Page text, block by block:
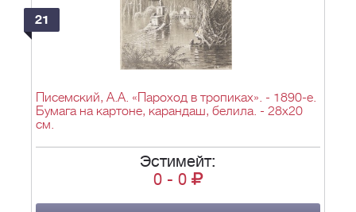
21
Писемский, А.А. «Пароход в тропиках». - 1890-е.
Бумага на картоне, карандаш, белила. - 28х20
см.
Эстимейт:
0 - 0